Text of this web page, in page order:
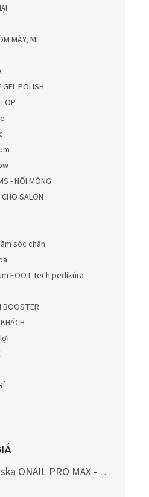
MÀY, MI
GEL POLISH
- NỐI MÓNG
SALON
sóc chân
FOOT-tech pedikúra
BOOSTER
Onail Bruska ONAIL PRO MAX - MÀU TRẮNG, bao gồm bộ mũi khoan carbide và kim cương (10 món)
phẩm là 5 trên 5 sao.